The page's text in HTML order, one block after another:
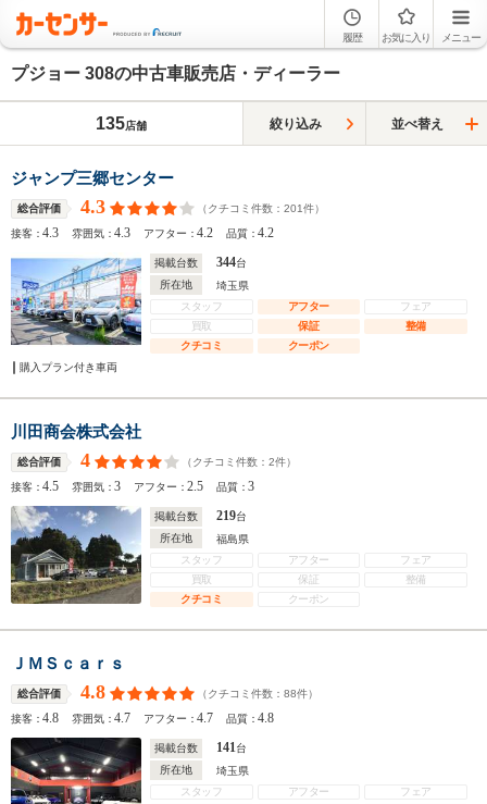
履歴 お気に入り メニュー
プジョー 308の中古車販売店・ディーラー
135店舗 絞り込み 並べ替え
ジャンプ三郷センター
総合評価 4.3 （クチコミ件数： 201件）
接客：4.3 雰囲気：4.3 アフター：4.2 品質：4.2
掲載台数 344台
所在地
埼玉県
スタッフ
アフター
フェア
買取
保証
整備
クチコミ
クーポン
購入プラン付き車両
川田商会株式会社
総合評価 4 （クチコミ件数： 2件）
接客：4.5 雰囲気：3 アフター：2.5 品質：3
掲載台数 219台
所在地
福島県
スタッフ
アフター
フェア
買取
保証
整備
クチコミ
クーポン
ＪＭＳｃａｒｓ
総合評価 4.8 （クチコミ件数： 88件）
接客：4.8 雰囲気：4.7 アフター：4.7 品質：4.8
掲載台数 141台
所在地
埼玉県
スタッフ
アフター
フェア